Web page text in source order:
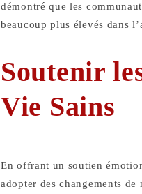
démontré que les
beaucoup plus élevés dans
Soutenir
Vie Sains
En offrant un soutien
adopter des changements de